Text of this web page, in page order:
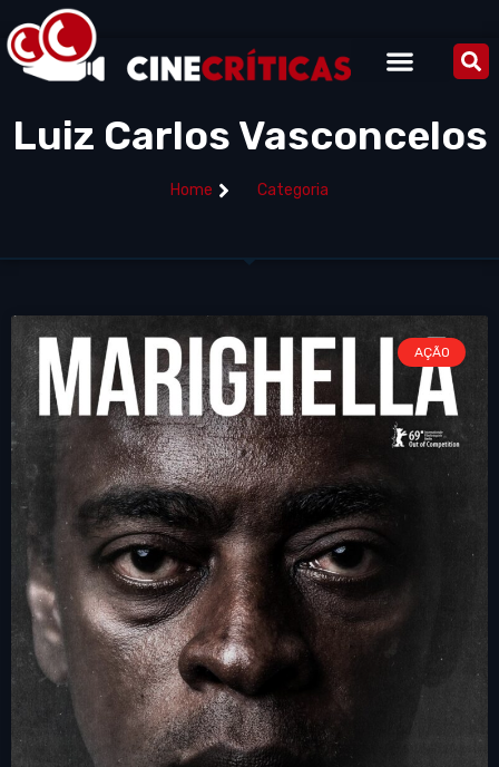
Luiz Carlos Vasconcelos
Home Categoria
AÇÃO